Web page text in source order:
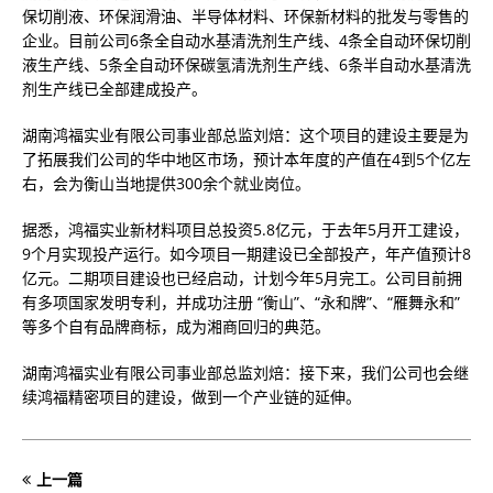
保切削液、环保润滑油、半导体材料、环保新材料的批发与零售的
企业。目前公司6条全自动水基清洗剂生产线、4条全自动环保切削
液生产线、5条全自动环保碳氢清洗剂生产线、6条半自动水基清洗
剂生产线已全部建成投产。
湖南鸿福实业有限公司事业部总监刘焙：这个项目的建设主要是为
了拓展我们公司的华中地区市场，预计本年度的产值在4到5个亿左
右，会为衡山当地提供300余个就业岗位。
据悉，鸿福实业新材料项目总投资5.8亿元，于去年5月开工建设，
9个月实现投产运行。如今项目一期建设已全部投产，年产值预计8
亿元。二期项目建设也已经启动，计划今年5月完工。公司目前拥
有多项国家发明专利，并成功注册 “衡山”、“永和牌”、“雁舞永和”
等多个自有品牌商标，成为湘商回归的典范。
湖南鸿福实业有限公司事业部总监刘焙：接下来，我们公司也会继
续鸿福精密项目的建设，做到一个产业链的延伸。
上一篇